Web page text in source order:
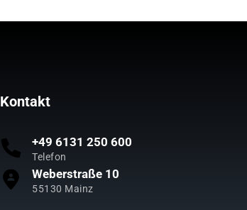
Kontakt
+49 6131 250 600
Telefon
Weberstraße 10
55130 Mainz